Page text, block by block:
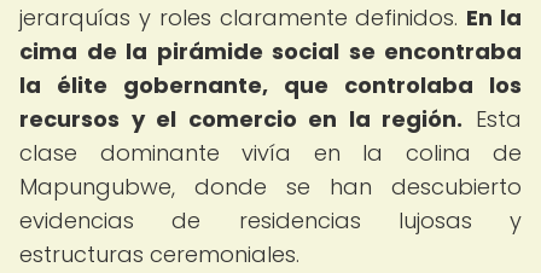
jerarquías y roles claramente definidos. En la
cima de la pirámide social se encontraba
la élite gobernante, que controlaba los
recursos y el comercio en la región. Esta
clase dominante vivía en la colina de
Mapungubwe, donde se han descubierto
evidencias de residencias lujosas y
estructuras ceremoniales.